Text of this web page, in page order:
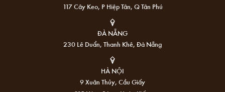
117 Cây Keo, P Hiệp Tân, Q Tân Phú
ĐÀ NẴNG
230 Lê Duẩn, Thanh Khê, Đà Nẵng
HÀ NỘI
9 Xuân Thủy, Cầu Giấy